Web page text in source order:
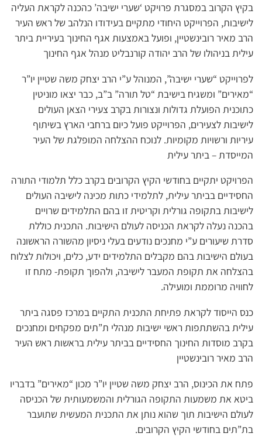
בקיץ הקרוב במסגרת פרויקט ‘שערי ישיבה’ כהכנה לקראת העליה
לישיבות, הפרוייקט היחודי מתקיים בעידודו הנלהב של ראש העיר
הרב מאיר רובינשטיין, ופועל באמצעות אגף החינוך בעיריית ביתר
עילית בניהולו של הרב יהודה קורנבליט מנהל אגף החינוך
לפרוייקט “שערי ישיבה”, המנוהל ע”י הרב יצחק משה שטיין יו”ר
“מאירים” ומשגיח בישיבת “טל תורה” ב”ב, כבר יצאו מוניטין
כתוכנית הפועלת גדולות ונצורות בקרב צעירי הצאן העולים
לישיבות לצעירים, הפרוייקט פועל כיום ברחבי הארץ בשיתוף
עיריות ורשויות מקומיות. לנוכח ההצלחה המופלגת של העיר
המייסדת – ביתר עילית
הפרויקט יתקיים בחודשי הקיץ הקרובים בקרב כלל תלמודי התורה
החסידיים בביתר עילית, לתלמידי כתות מכינה לישיבה העולים
לישיבות בתקופה גורלית וקריטית זו בהם התלמידים שרויים
בהכנה נעלה לקראת הכניסה לעולם הישיבות. התכנית כוללת
סדרת שיעורים ע”י מחנכים נודעים בעלי ניסיון מהשורה הראשונה
בעולם הישיבות בהם מקבלים התלמידים ידע, כלים, ויכולות לצלוח
בהצלחה את תקופת המעבר לישיבה, ולהפוך תקופת- מתח זו
לחוויה מרוממת ומועילה.
כנס הייסוד לקראת פתיחת התכנית התקיים במרכז פסגה ביתר
עילית בהשתתפות ראשי ישיבות מנהלי ת”תים מפקחים ומחנכים
בקרב מוסדות החינוך החסידיים בביתר עילית בראשות ראש העיר
הרב מאיר רובינשטיין
פתח את הכינוס, הרב יצחק משה שטיין יו”ר מכון “מאירים” בדבריו
ביטא את משמעות התקופה הגורלית והמשמעותית של הכניסה
לעולם הישיבות תוך שהוא נותן את התכנית המעשית שתועבר
בת”תים בחודשי הקיץ הקרובים.